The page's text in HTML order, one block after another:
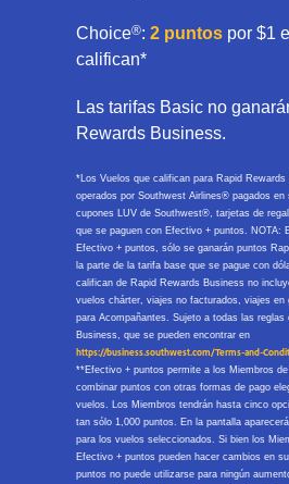
Choice®: 2 puntos por $1
califican*
Las tarifas Basic no
Rewards Business.
*Los Vuelos que califican para Rapid
operados por Southwest Airlines® pagados en
cupones LUV de Southwest®, tarjetas de
que se paguen con Efectivo + puntos. NOTA:
Efectivo + puntos, sólo se ganarán puntos
la parte de la tarifa base que se pague con
califican de Rapid Rewards Business no
vuelos chárter, viajes no facturados, viajes en
para Acompañantes. Sujeto a todas las reglas
Business, que se pueden encontrar en
https://business.southwest.com/Terms-and-
**Efectivo + puntos permite a los Miembros
combinar puntos con otras formas de pago
vuelos. Los Miembros tendrán hasta cinco
tan sólo 1,000 puntos. En la pantalla
para los vuelos seleccionados. Si bien los
Efectivo + puntos pueden hacer cambios en
puntos no puede utilizarse para ningún